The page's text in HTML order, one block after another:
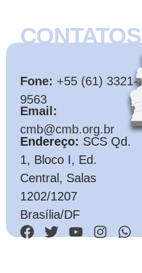
CONTATOS
Fone: +55 (61) 3321-
9563
Email:
cmb@cmb.org.br
Endereço: SCS Qd.
1, Bloco I, Ed.
Central, Salas
1202/1207
Brasília/DF